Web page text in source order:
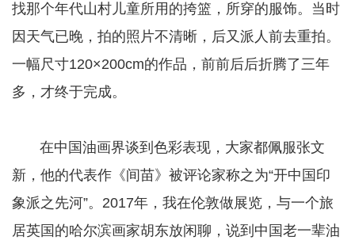
找那个年代山村儿童所用的挎篮，所穿的服饰。当时
因天气已晚，拍的照片不清晰，后又派人前去重拍。
一幅尺寸120×200cm的作品，前前后后折腾了三年
多，才终于完成。
在中国油画界谈到色彩表现，大家都佩服张文
新，他的代表作《间苗》被评论家称之为“开中国印
象派之先河”。2017年，我在伦敦做展览，与一个旅
居英国的哈尔滨画家胡东放闲聊，说到中国老一辈油